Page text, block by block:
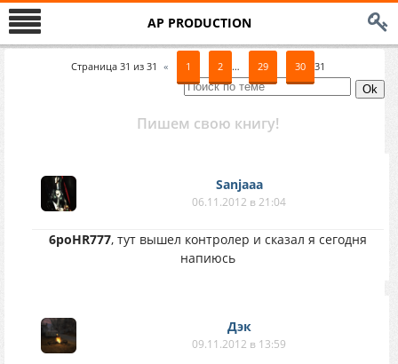
AP PRODUCTION
Страница 31 из 31 « 1 2 … 29 30 31
Пишем свою книгу!
Sanjaaa
06.11.2012 в 21:04
6poHR777, тут вышел контролер и сказал я сегодня
напиюсь
Дэк
09.11.2012 в 13:59